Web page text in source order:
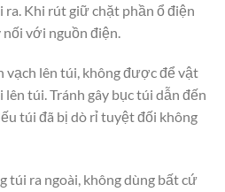
Khi rút giữ chặt phần ổ điện
với nguồn điện.
vạch lên túi, không được để vật
lên túi. Tránh gây bục túi dẫn đến
túi đã bị dò rỉ tuyệt đối không
túi ra ngoài, không dùng bất cứ